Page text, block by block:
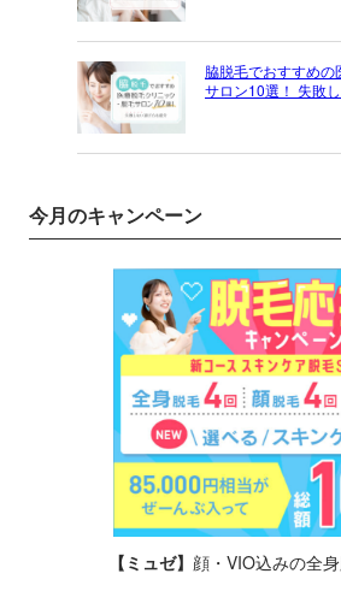
脇脱毛でおすすめ
サロン10選！ 失敗
今月のキャンペーン
【ミュゼ】 顔・VIO込みの全